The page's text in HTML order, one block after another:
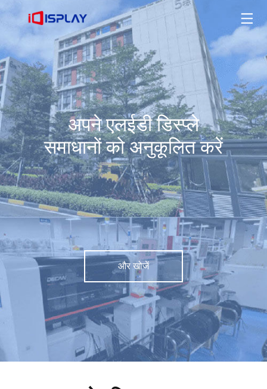
अपने एलईडी डिस्प्ले
समाधानों को अनुकूलित करें
और खोजें
अपने एलईडी डिस्प्ले समाधानों को अनुकूलित करें
और खोजें